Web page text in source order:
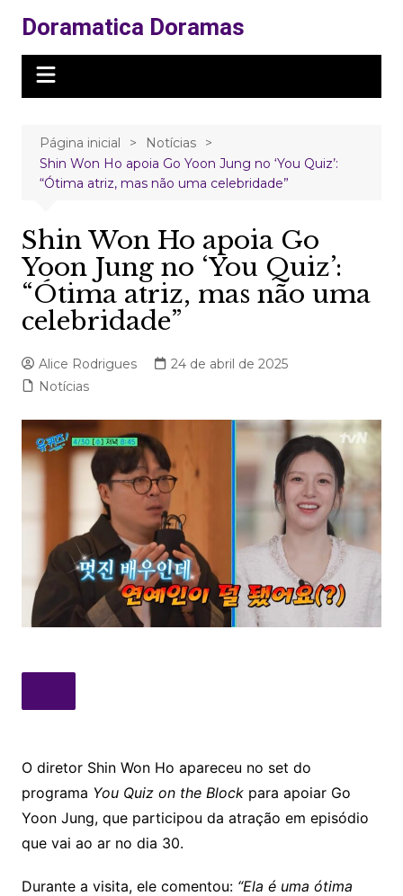
para
conteúdo
Doramatica Doramas
Página inicial
Notícias
Shin Won Ho apoia Go Yoon Jung no ‘You Quiz’:
“Ótima atriz, mas não uma celebridade”
Shin Won Ho apoia Go
Yoon Jung no ‘You Quiz’:
“Ótima atriz, mas não uma
celebridade”
Alice Rodrigues
24 de abril de 2025
Notícias
O diretor Shin Won Ho apareceu no set do
programa You Quiz on the Blockpara apoiar Go
Yoon Jung, que participou da atração em episódio
que vai ao ar no dia 30.
Durante a visita, ele comentou: “Ela é uma ótima